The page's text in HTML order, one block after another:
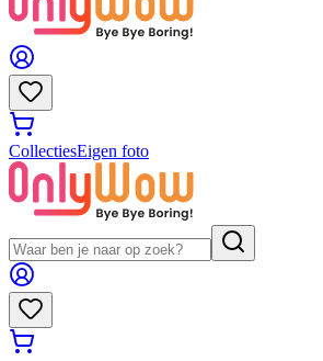
CollectiesEigen foto